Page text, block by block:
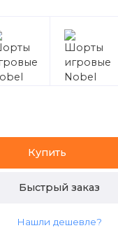
Купить
Быстрый заказ
Нашли дешевле?